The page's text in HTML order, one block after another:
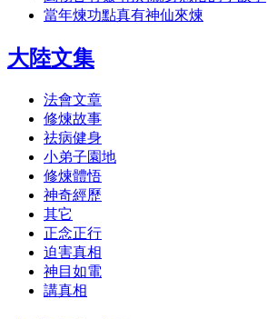
當年煉功點真有神仙來煉
大陸文集
法會文章
修煉故事
祛病健身
小弟子園地
修煉體悟
神奇經歷
其它
正念正行
迫害真相
神目如電
講真相